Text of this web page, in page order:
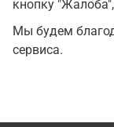
кнопку
Мы будем
сервиса.